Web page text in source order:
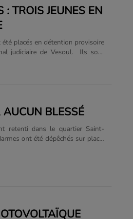
: TROIS JEUNES EN
placés en détention provisoire
judiciaire de Vesoul. Ils sont
BLESSÉ
retenti dans le quartier Saint-
ont été dépêchés sur place.